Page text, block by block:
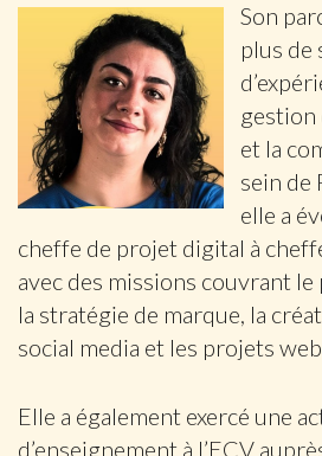
Son
plus de
et la
sein de
elle a
cheffe de projet digital à
avec des missions couvrant
la stratégie de marque, la
social media et les projets
Elle a également exercé une
d’enseignement à l’ECV